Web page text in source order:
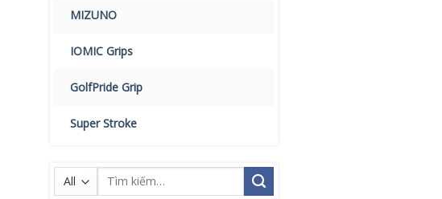
MIZUNO
IOMIC Grips
GolfPride Grip
Super Stroke
Tìm
kiếm: